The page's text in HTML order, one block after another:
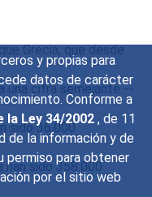
y propias para
datos de carácter
Conforme a
la Ley 34/2002 , de 11
de la información y de
permiso para obtener
por el sitio web
Grecia, que desde
una cifra semejante --
sido 36.000
han sido 358.000